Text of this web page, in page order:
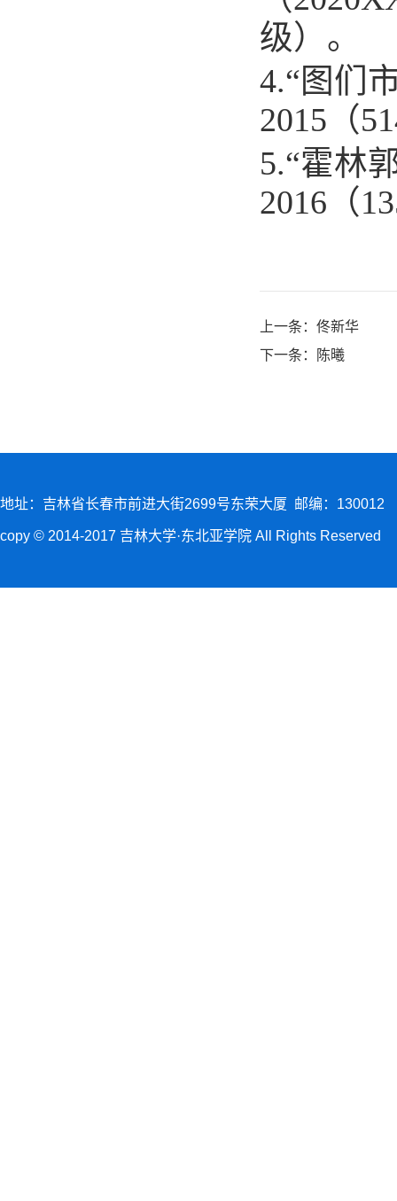
级）。
4.“图们
2015 （
5.“霍林
2016 （
上一条： 佟新华
下一条：
陈曦
地址：吉林省长春市前进大街2699号东荣大厦 邮编：130012
copy © 2014-2017 吉林大学·东北亚学院 All Rights Reserved